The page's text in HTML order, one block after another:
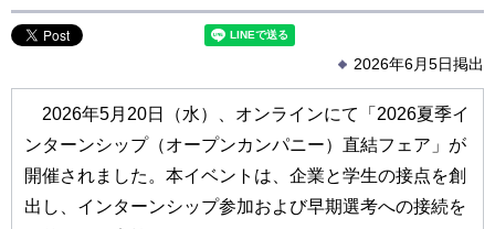
2026年6月5日掲出
2026年5月20日（水）、オンラインにて「2026夏季イ
ンターンシップ（オープンカンパニー）直結フェア」が
開催されました。本イベントは、企業と学生の接点を創
出し、インターンシップ参加および早期選考への接続を